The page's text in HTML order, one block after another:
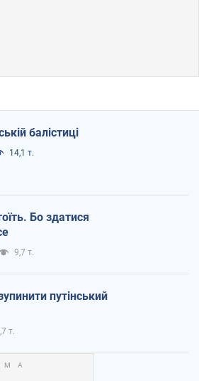
балістиці
14,1 т.
Бо здатися
9,7 т.
путінський
т.